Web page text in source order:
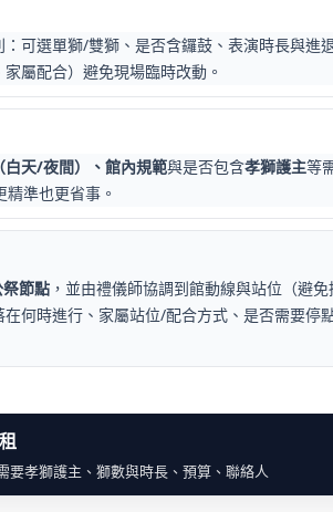
：可選單獅/雙獅、是否含鑼鼓、表演時長與進
屬配合）避免現場臨時改動。
天/夜間）、館內規範與是否包含孝獅護主等
準也更省事。
節點，並由禮儀師協調到館動線與站位（避
何時進行、家屬站位/配合方式、是否需要停
孝獅護主、獅數與時長、預算、聯絡人